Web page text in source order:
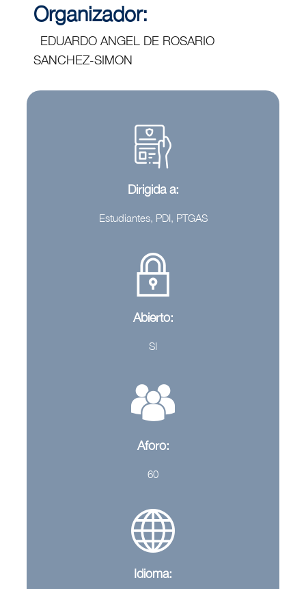
Organizador:
EDUARDO ANGEL DE ROSARIO
SANCHEZ-SIMON
Dirigida a:
Estudiantes, PDI, PTGAS
Abierto:
SI
Aforo:
60
Idioma: